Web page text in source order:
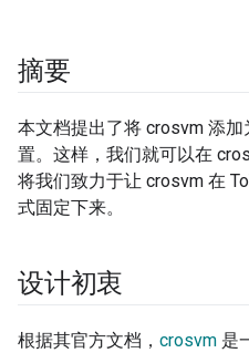
摘要
本文档提出了将 crosvm 添
置。这样，我们就可以在
将我们致力于让 crosvm 在
式固定下来。
设计初衷
根据其官方文档， crosvm 是